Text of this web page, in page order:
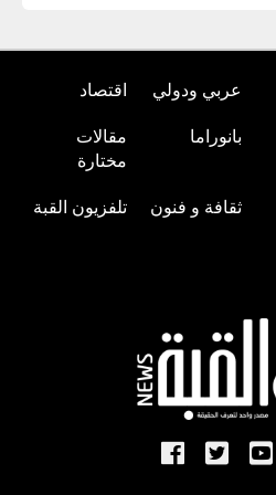
عربي ودولي اقتصاد
بانوراما
مقالات
مختارة
ثقافة و فنون تلفزيون القبة